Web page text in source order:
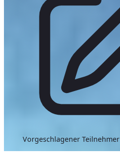
Vorgeschlagener Teilnehmer